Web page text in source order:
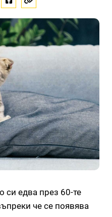
си едва през 60-те
че се появява